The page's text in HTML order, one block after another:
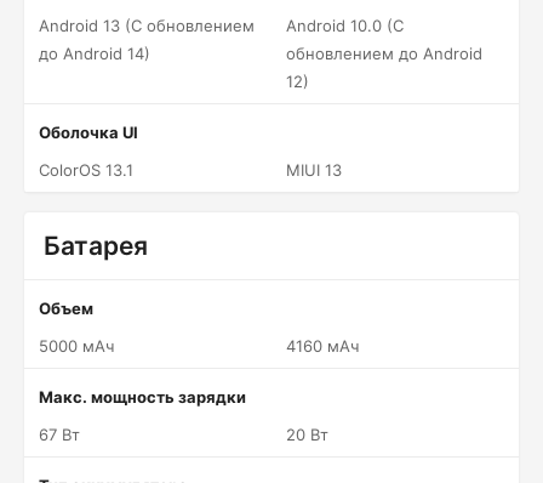
Android 13 (С обновлением
до Android 14)
Android 10.0 (С
обновлением до Android
12)
Оболочка UI
ColorOS 13.1
MIUI 13
Батарея
Объем
5000 мАч
4160 мАч
Макс. мощность зарядки
67 Вт
20 Вт